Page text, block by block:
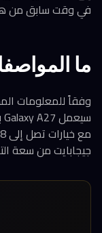
في وقت سابق من
ما
وفقاً للمعلومات
جيجابايت من سعة